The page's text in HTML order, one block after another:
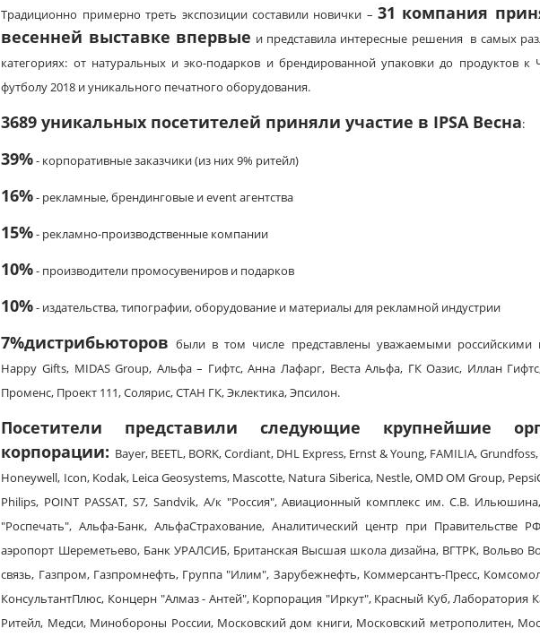
Традиционно примерно треть экспозиции составили новички –31 компания
весенней выставке впервые и представила интересные решения в самых
категориях: от натуральных и эко-подарков и брендированной упаковки до продуктов
футболу 2018 и уникального печатного оборудования.
3689 уникальных посетителей приняли участие в IPSA Весна:
39%- корпоративные заказчики (из них 9% ритейл)
16%- рекламные, брендинговые и event агентства
15%- рекламно-производственные компании
10%- производители промосувениров и подарков
10%- издательства, типографии, оборудование и материалы для рекламной индустрии
7%дистрибьюторов были в том числе представлены уважаемыми российскими
Happy Gifts, MIDAS Group, Альфа – Гифтс, Анна Лафарг, Веста Альфа, ГК Оазис, Иллан
Промeнс, Проект 111, Солярис, СТАН ГК, Эклектика, Эпсилон.
Посетители представили следующие крупнейшие
корпорации: Bayer, BEETL, BORK, Cordiant, DHL Express, Ernst & Young, FAMILIA,
Honeywell, Icon, Kodak, Leica Geosystems, Mascotte, Natura Siberica, Nestle, OMD OM Group,
Philips, POINT PASSAT, S7, Sandvik, А/к "Россия", Авиационный комплекс им. С.В.
"Роспечать", Альфа-Банк, АльфаСтрахование, Аналитический центр при Правительстве
аэропорт Шереметьево, Банк УРАЛСИБ, Британская Высшая школа дизайна, ВГТРК, Вольво
связь, Газпром, Газпромнефть, Группа "Илим", Зарубежнефть, Коммерсантъ-Пресс,
КонсультантПлюс, Концерн "Алмаз - Антей", Корпорация "Иркут", Красный Куб, Лаборатория
Ритейл, Медси, Минобороны России, Московский дом книги, Московский метрополитен,